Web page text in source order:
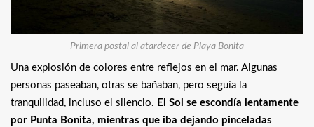
Primera postal al atardecer de Playa Bonita
Una explosión de colores entre reflejos en el mar. Algunas
personas paseaban, otras se bañaban, pero seguía la
tranquilidad, incluso el silencio. El Sol se escondía lentamente
por Punta Bonita, mientras que iba dejando pinceladas